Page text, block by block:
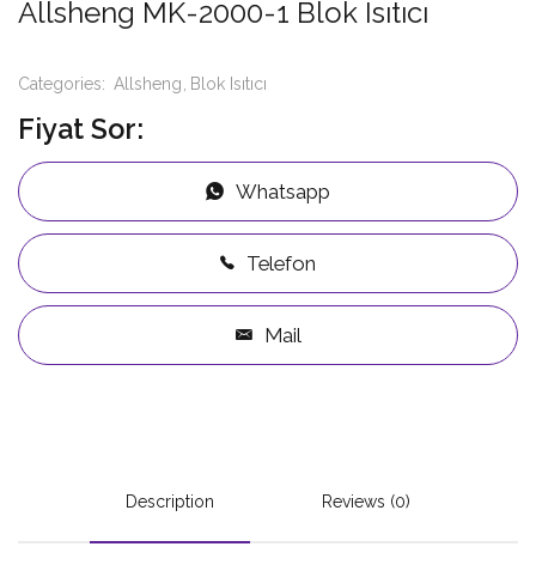
Allsheng MK-2000-1 Blok Isıtıcı
Categories: Allsheng Blok Isıtıcı
Fiyat Sor:
Whatsapp
Telefon
Mail
Description Reviews (0)